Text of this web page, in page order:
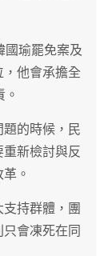
國瑜罷免案及
他會承擔全
的時候，民
新檢討與反
。
持群體，團
會凍死在同